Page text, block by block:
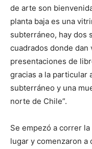
de arte son
planta baja es una
subterráneo, hay dos
cuadrados donde
presentaciones de
gracias a la particular
subterráneo y una
norte de Chile”.
Se empezó a correr
lugar y comenzaron a